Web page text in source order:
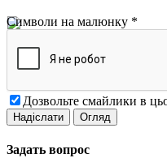
Символи на малюнку *
Дозвольте смайлики в
Задать вопрос